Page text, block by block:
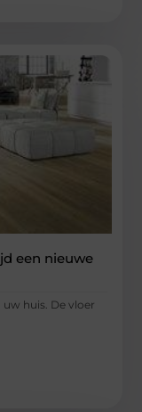
een nieuwe
uw huis. De vloer